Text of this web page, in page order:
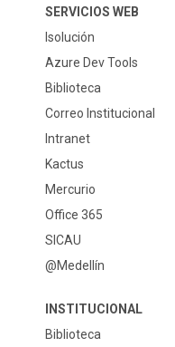
SERVICIOS WEB
Isolución
Azure Dev Tools
Biblioteca
Correo Institucional
Intranet
Kactus
Mercurio
Office 365
SICAU
@Medellín
INSTITUCIONAL
Biblioteca